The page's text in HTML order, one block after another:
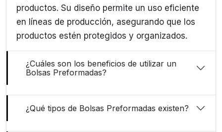
productos. Su diseño permite un uso eficiente
en líneas de producción, asegurando que los
productos estén protegidos y organizados.
¿Cuáles son los beneficios de utilizar un
Bolsas Preformadas?
¿Qué tipos de Bolsas Preformadas existen?